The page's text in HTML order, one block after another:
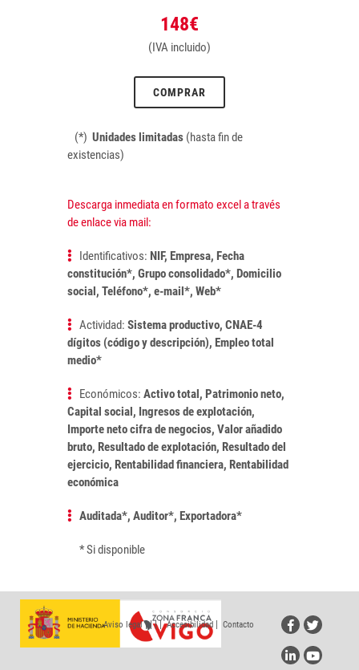
148€
(IVA incluido)
COMPRAR
(*) Unidades limitadas (hasta fin de
existencias)
Descarga inmediata en formato excel a través
de enlace via mail:
Identificativos: NIF, Empresa, Fecha
constitución*, Grupo consolidado*, Domicilio
social, Teléfono*, e-mail*, Web*
Actividad: Sistema productivo, CNAE-4
dígitos (código y descripción), Empleo total
medio*
Económicos: Activo total, Patrimonio neto,
Capital social, Ingresos de explotación,
Importe neto cifra de negocios, Valor añadido
bruto, Resultado de explotación, Resultado del
ejercicio, Rentabilidad financiera, Rentabilidad
económica
Auditada*, Auditor*, Exportadora*
* Si disponible
Aviso legal |||| Accesibilidad Contacto